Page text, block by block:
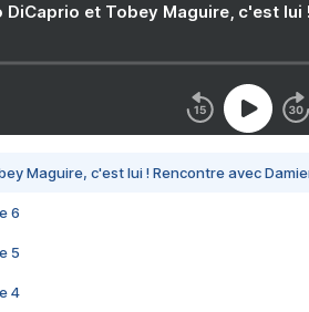
DiCaprio et Tobey Maguire, c'est
Maguire, c'est lui ! Rencontre avec
6
5
4